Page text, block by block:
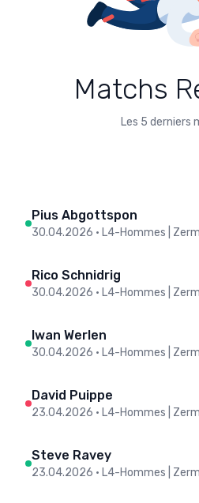
Matchs
Les 5 derniers
Pius Abgottspon
30.04.2026 • L4-Hommes |
Rico Schnidrig
30.04.2026 • L4-Hommes |
Iwan Werlen
30.04.2026 • L4-Hommes |
David Puippe
23.04.2026 • L4-Hommes |
Steve Ravey
23.04.2026 • L4-Hommes |